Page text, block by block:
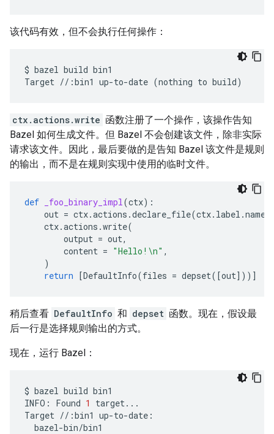
该代码有效，但不会执行任何操作：
$ bazel build bin1
Target //:bin1 up-to-date (nothing to build)
ctx.actions.write 函数注册了一个操作，该操作告知
Bazel 如何生成文件。但 Bazel 不会创建该文件，除非实际
请求该文件。因此，最后要做的是告知 Bazel 该文件是规则
的输出，而不是在规则实现中使用的临时文件。
def _foo_binary_impl(ctx):
out = ctx.actions .declare_file(ctx. label .name
ctx.actions .write(
output = out,
content = "Hello! \n" ,
)
return [DefaultInfo(files = depset([out]))]
稍后查看 DefaultInfo 和 depset 函数。现在，假设最
后一行是选择规则输出的方式。
现在，运行 Bazel：
$ bazel build bin1
INFO:
Found 1
target...
Target //:bin1
bazel-bin/bin1